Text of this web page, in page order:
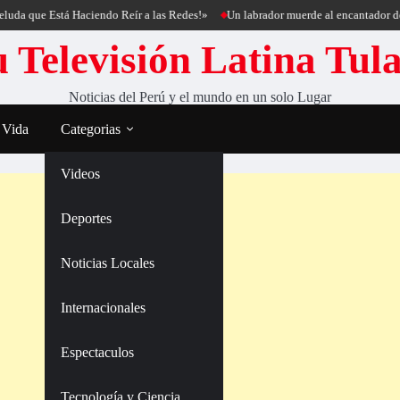
Haciendo Reír a las Redes!» Un labrador muerde al encantador de perros
Televisión Latina
Noticias del Perú y el mundo en un solo Lugar
Categorias
Videos
Deportes
Noticias Locales
Internacionales
Espectaculos
Tecnología y Ciencia